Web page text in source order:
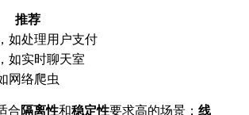
推荐
，如处理用户支付
，如实时聊天室
网络爬虫
合隔离性和稳定性要求高的场景； 线